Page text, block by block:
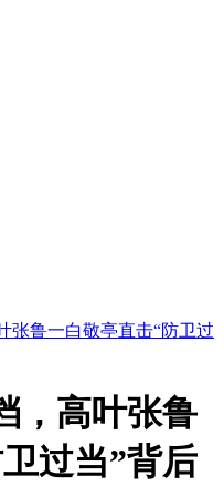
张鲁一白敬亭直击“防卫过
，高叶张鲁
过当”背后